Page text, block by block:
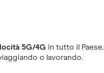
5G/4G in tutto il
o lavorando.